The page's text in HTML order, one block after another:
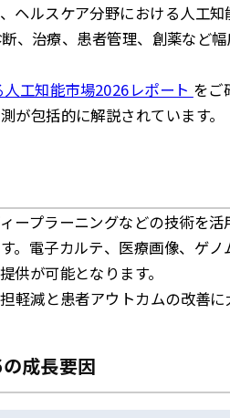
ヘルスケア分野における人工
、治療、患者管理、創薬など
工知能市場2026レポート をご
が包括的に解説されています。
ープラーニングなどの技術を
。電子カルテ、医療画像、ゲ
が可能となります。
軽減と患者アウトカムの改善
成長要因